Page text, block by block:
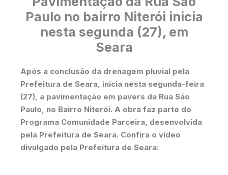
Paulo no bairro Niterói inicia
nesta segunda (27), em
Seara
Após a conclusão da drenagem pluvial pela
Prefeitura de Seara, inicia nesta segunda-feira
(27), a pavimentação em pavers da Rua São
Paulo, no Bairro Niterói. A obra faz parte do
Programa Comunidade Parceira, desenvolvida
pela Prefeitura de Seara. Confira o vídeo
divulgado pela Prefeitura de Seara: